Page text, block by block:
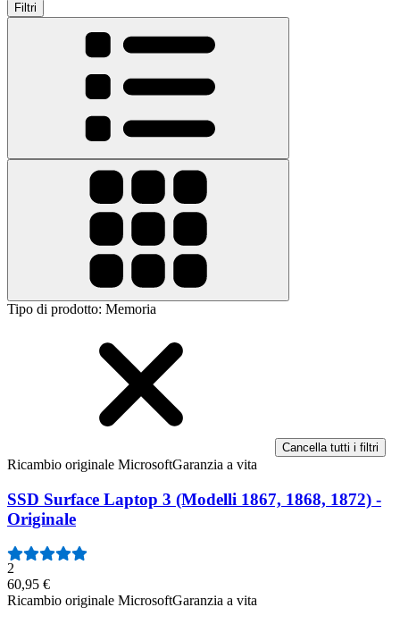
Filtri
Tipo di prodotto: Memoria
Cancella tutti i filtri
Ricambio originale MicrosoftGaranzia a vita
SSD Surface Laptop 3 (Modelli 1867, 1868, 1872) -
Originale
2
60,95 €
Ricambio originale MicrosoftGaranzia a vita